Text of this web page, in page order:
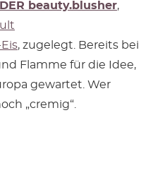
beauty.blusher,
, zugelegt. Bereits bei
Flamme für die Idee,
gewartet. Wer
„cremig“.